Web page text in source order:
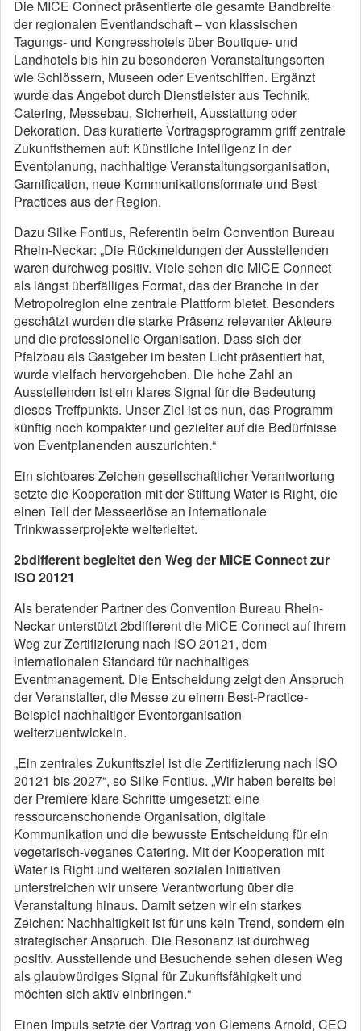
Die MICE Connect präsentierte die gesamte Bandbreite
der regionalen Eventlandschaft – von klassischen
Tagungs- und Kongresshotels über Boutique- und
Landhotels bis hin zu besonderen Veranstaltungsorten
wie Schlössern, Museen oder Eventschiffen. Ergänzt
wurde das Angebot durch Dienstleister aus Technik,
Catering, Messebau, Sicherheit, Ausstattung oder
Dekoration. Das kuratierte Vortragsprogramm griff zentrale
Zukunftsthemen auf: Künstliche Intelligenz in der
Eventplanung, nachhaltige Veranstaltungsorganisation,
Gamification, neue Kommunikationsformate und Best
Practices aus der Region.
Dazu Silke Fontius, Referentin beim Convention Bureau
Rhein-Neckar: „Die Rückmeldungen der Ausstellenden
waren durchweg positiv. Viele sehen die MICE Connect
als längst überfälliges Format, das der Branche in der
Metropolregion eine zentrale Plattform bietet. Besonders
geschätzt wurden die starke Präsenz relevanter Akteure
und die professionelle Organisation. Dass sich der
Pfalzbau als Gastgeber im besten Licht präsentiert hat,
wurde vielfach hervorgehoben. Die hohe Zahl an
Ausstellenden ist ein klares Signal für die Bedeutung
dieses Treffpunkts. Unser Ziel ist es nun, das Programm
künftig noch kompakter und gezielter auf die Bedürfnisse
von Eventplanenden auszurichten.“
Ein sichtbares Zeichen gesellschaftlicher Verantwortung
setzte die Kooperation mit der Stiftung Water is Right, die
einen Teil der Messeerlöse an internationale
Trinkwasserprojekte weiterleitet.
2bdifferent begleitet den Weg der MICE Connect zur
ISO 20121
Als beratender Partner des Convention Bureau Rhein-
Neckar unterstützt 2bdifferent die MICE Connect auf ihrem
Weg zur Zertifizierung nach ISO 20121, dem
internationalen Standard für nachhaltiges
Eventmanagement. Die Entscheidung zeigt den Anspruch
der Veranstalter, die Messe zu einem Best-Practice-
Beispiel nachhaltiger Eventorganisation
weiterzuentwickeln.
„Ein zentrales Zukunftsziel ist die Zertifizierung nach ISO
20121 bis 2027“, so Silke Fontius. „Wir haben bereits bei
der Premiere klare Schritte umgesetzt: eine
ressourcenschonende Organisation, digitale
Kommunikation und die bewusste Entscheidung für ein
vegetarisch-veganes Catering. Mit der Kooperation mit
Water is Right und weiteren sozialen Initiativen
unterstreichen wir unsere Verantwortung über die
Veranstaltung hinaus. Damit setzen wir ein starkes
Zeichen: Nachhaltigkeit ist für uns kein Trend, sondern ein
strategischer Anspruch. Die Resonanz ist durchweg
positiv. Ausstellende und Besuchende sehen diesen Weg
als glaubwürdiges Signal für Zukunftsfähigkeit und
möchten sich aktiv einbringen.“
Einen Impuls setzte der Vortrag von Clemens Arnold, CEO